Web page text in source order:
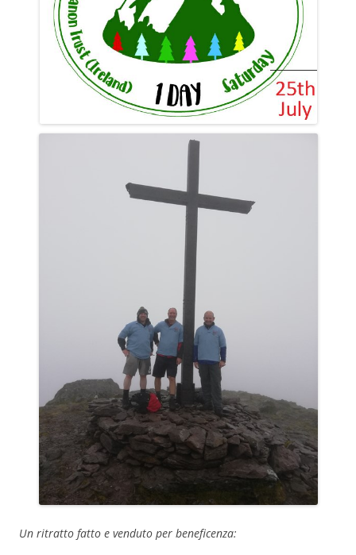
Un ritratto fatto e venduto per beneficenza: